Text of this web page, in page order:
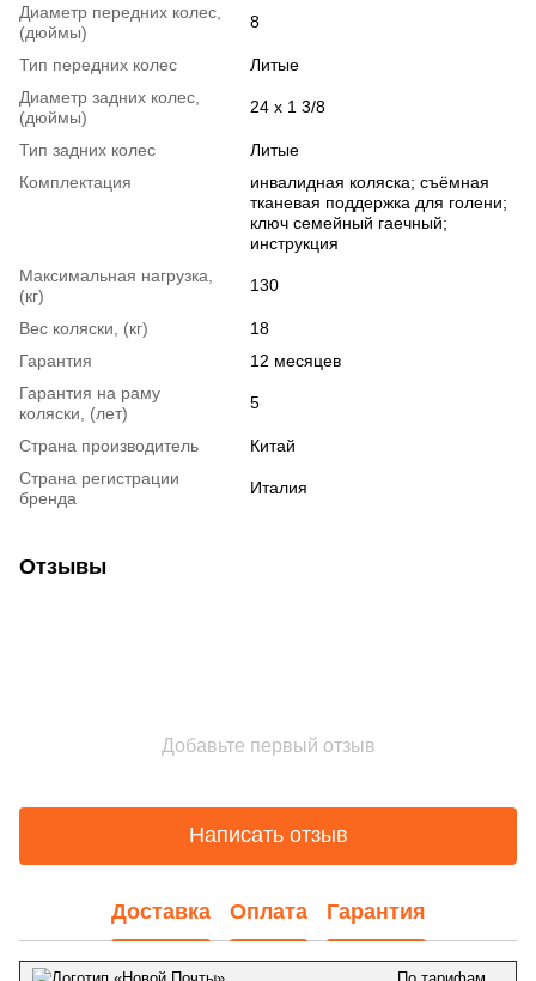
Диаметр передних колес,
(дюймы)
8
Тип передних колес
Литые
Диаметр задних колес,
(дюймы)
24 х 1 3/8
Тип задних колес
Литые
Комплектация
инвалидная коляска; съёмная
тканевая поддержка для голени;
ключ семейный гаечный;
инструкция
Максимальная нагрузка,
(кг)
130
Вес коляски, (кг)
18
Гарантия
12 месяцев
Гарантия на раму
коляски, (лет)
5
Страна производитель
Китай
Страна регистрации
бренда
Италия
Отзывы
Добавьте первый отзыв
Написать отзыв
Доставка Оплата Гарантия